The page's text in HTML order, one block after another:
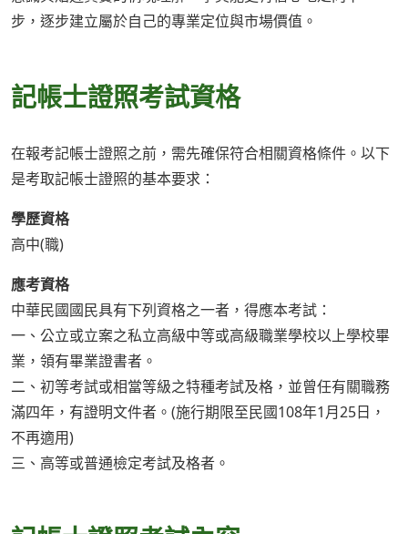
步，逐步建立屬於自己的專業定位與市場價值。
記帳士證照考試資格
在報考記帳士證照之前，需先確保符合相關資格條件。以下
是考取記帳士證照的基本要求：
學歷資格
高中(職)
應考資格
中華民國國民具有下列資格之一者，得應本考試：
一、公立或立案之私立高級中等或高級職業學校以上學校畢
業，領有畢業證書者。
二、初等考試或相當等級之特種考試及格，並曾任有關職務
滿四年，有證明文件者。(施行期限至民國108年1月25日，
不再適用)
三、高等或普通檢定考試及格者。